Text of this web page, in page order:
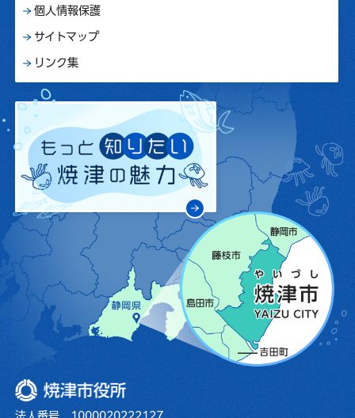
個人情報保護
サイトマップ
リンク集
焼津市役所